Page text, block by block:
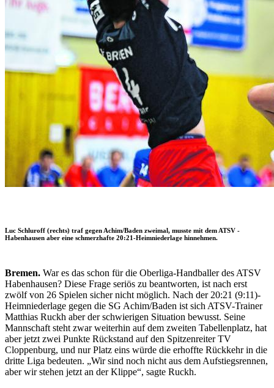
Luc Schluroff (rechts) traf gegen Achim/Baden ­zweimal, musste mit dem ATSV ­
Habenhausen aber eine schmerzhafte 20:21-Heimniederlage hinnehmen.
Bremen. War es das schon für die Oberliga-Handballer des ATSV
Habenhausen? Diese Frage seriös zu beantworten, ist nach erst
zwölf von 26 Spielen sicher nicht möglich. Nach der 20:21 (9:11)-
Heimniederlage gegen die SG Achim/Baden ist sich ATSV-Trainer
Matthias Ruckh aber der schwierigen Situation bewusst. Seine
Mannschaft steht zwar weiterhin auf dem zweiten Tabellenplatz, hat
aber jetzt zwei Punkte Rückstand auf den Spitzenreiter TV
Cloppenburg, und nur Platz eins würde die erhoffte Rückkehr in die
dritte Liga bedeuten. „Wir sind noch nicht aus dem Aufstiegsrennen,
aber wir stehen jetzt an der Klippe“, sagte Ruckh.